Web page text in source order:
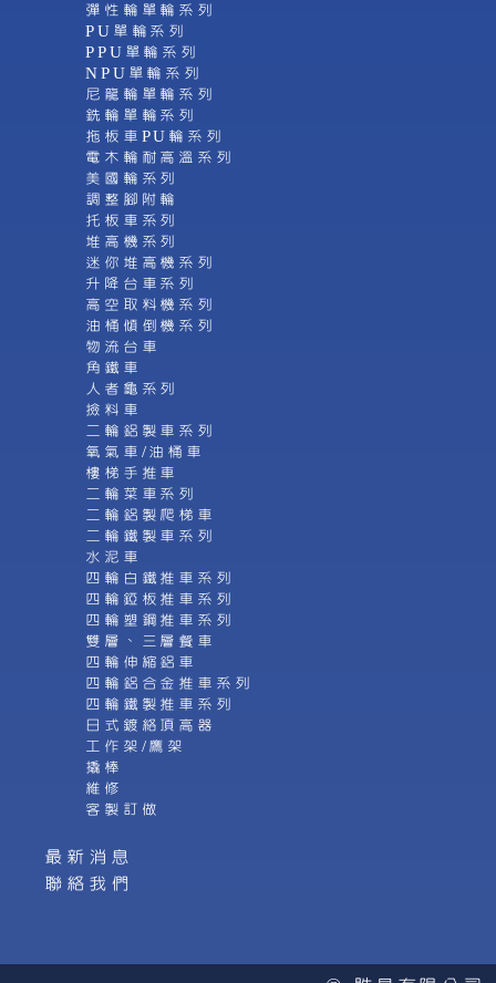
彈性輪單輪系列
PU單輪系列
PPU單輪系列
NPU單輪系列
尼龍輪單輪系列
銑輪單輪系列
拖板車PU輪系列
電木輪耐高溫系列
美國輪系列
調整腳附輪
托板車系列
堆高機系列
迷你堆高機系列
升降台車系列
高空取料機系列
油桶傾倒機系列
物流台車
角鐵車
人者龜系列
撿料車
二輪鋁製車系列
氧氣車/油桶車
樓梯手推車
二輪菜車系列
二輪鋁製爬梯車
二輪鐵製車系列
水泥車
四輪白鐵推車系列
四輪錏板推車系列
四輪塑鋼推車系列
雙層、三層餐車
四輪伸縮鋁車
四輪鋁合金推車系列
四輪鐵製推車系列
日式鍍絡頂高器
工作架/鷹架
撬棒
維修
客製訂做
最新消息
聯絡我們